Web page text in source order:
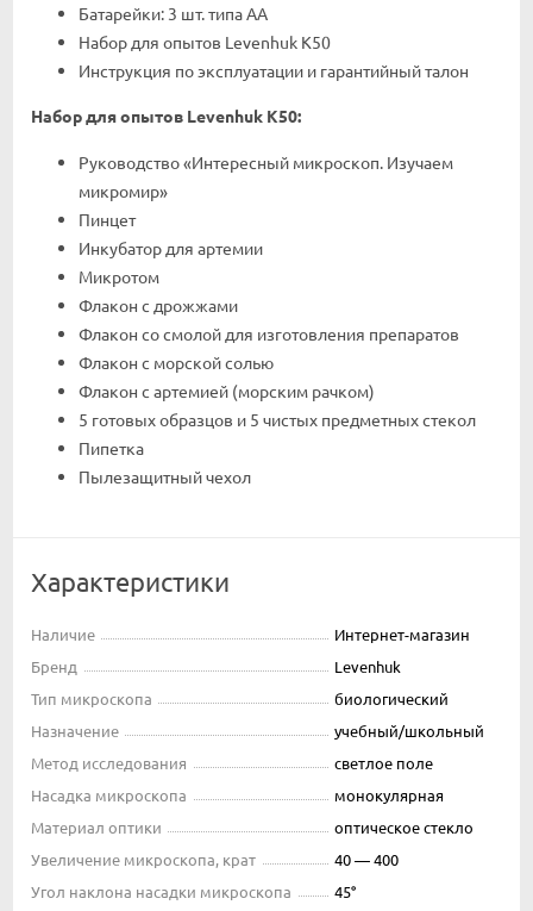
Батарейки: 3 шт. типа АА
Набор для опытов Levenhuk K50
Инструкция по эксплуатации и гарантийный талон
Набор для опытов Levenhuk K50:
Руководство «Интересный микроскоп. Изучаем
микромир»
Пинцет
Инкубатор для артемии
Микротом
Флакон с дрожжами
Флакон со смолой для изготовления препаратов
Флакон с морской солью
Флакон с артемией (морским рачком)
5 готовых образцов и 5 чистых предметных стекол
Пипетка
Пылезащитный чехол
Характеристики
Наличие
Интернет-магазин
Бренд
Levenhuk
Тип микроскопа
биологический
Назначение
учебный/школьный
Метод исследования
светлое поле
Насадка микроскопа
монокулярная
Материал оптики
оптическое стекло
Увеличение микроскопа, крат
40 — 400
Угол наклона насадки микроскопа
45°